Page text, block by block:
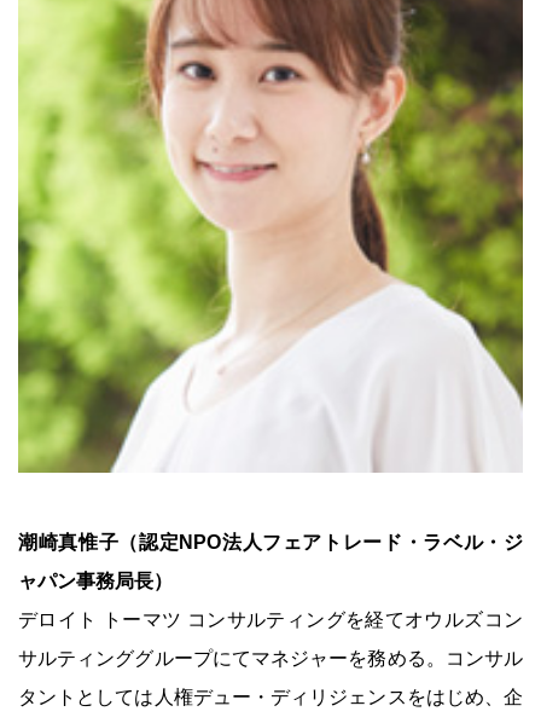
潮崎真惟子（認定NPO法人フェアトレード・ラベル・ジ
ャパン事務局長）
デロイト トーマツ コンサルティングを経てオウルズコン
サルティンググループにてマネジャーを務める。コンサル
タントとしては人権デュー・ディリジェンスをはじめ、企